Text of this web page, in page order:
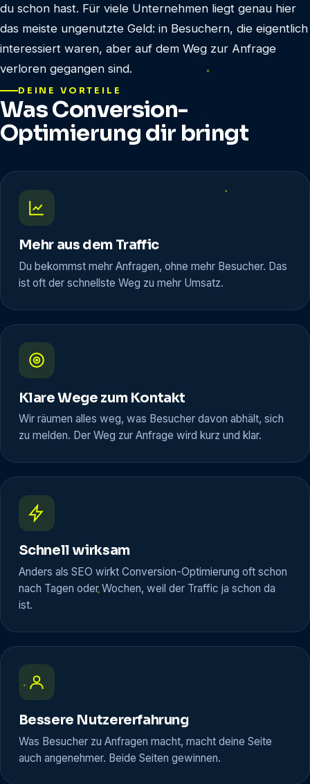
du schon hast. Für viele Unternehmen liegt genau hier
das meiste ungenutzte Geld: in Besuchern, die eigentlich
interessiert waren, aber auf dem Weg zur Anfrage
verloren gegangen sind.
DEINE VORTEILE
Was Conversion-
Optimierung dir bringt
Mehr aus dem Traffic
Du bekommst mehr Anfragen, ohne mehr Besucher. Das
ist oft der schnellste Weg zu mehr Umsatz.
Klare Wege zum Kontakt
Wir räumen alles weg, was Besucher davon abhält, sich
zu melden. Der Weg zur Anfrage wird kurz und klar.
Schnell wirksam
Anders als SEO wirkt Conversion-Optimierung oft schon
nach Tagen oder Wochen, weil der Traffic ja schon da
ist.
Bessere Nutzererfahrung
Was Besucher zu Anfragen macht, macht deine Seite
auch angenehmer. Beide Seiten gewinnen.